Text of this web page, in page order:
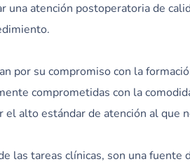
atención postoperatoria de
por su compromiso con la
comprometidas con la
alto estándar de atención al que
las tareas clínicas, son una